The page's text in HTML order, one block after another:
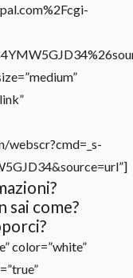
webscr?cmd=_s-
sai come?
color=”white”